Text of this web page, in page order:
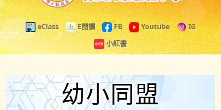
eClass E閱讀 FB Youtube
IG
小紅書
幼小同盟